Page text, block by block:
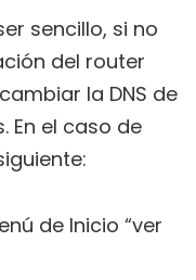
sencillo, si no
del router
la DNS de
En el caso de
de Inicio “ver